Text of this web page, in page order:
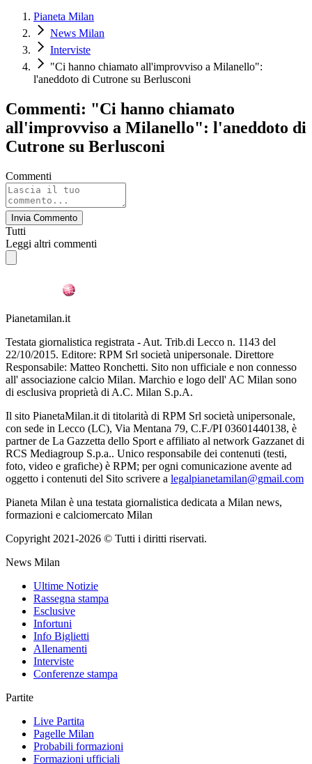
Pianeta Milan
News Milan
Interviste
"Ci hanno chiamato all'improvviso a Milanello":
l'aneddoto di Cutrone su Berlusconi
Commenti: "Ci hanno chiamato
all'improvviso a Milanello": l'aneddoto di
Cutrone su Berlusconi
Commenti
Invia Commento
Tutti
Leggi altri commenti
Pianetamilan.it
Testata giornalistica registrata - Aut. Trib.di Lecco n. 1143 del
22/10/2015. Editore: RPM Srl società unipersonale. Direttore
Responsabile: Matteo Ronchetti. Sito non ufficiale e non connesso
all' associazione calcio Milan. Marchio e logo dell' AC Milan sono
di esclusiva proprietà di A.C. Milan S.p.A.
Il sito PianetaMilan.it di titolarità di RPM Srl società unipersonale,
con sede in Lecco (LC), Via Mentana 79, C.F./PI 03601440138, è
partner de La Gazzetta dello Sport e affiliato al network Gazzanet di
RCS Mediagroup S.p.a.. Unico responsabile dei contenuti (testi,
foto, video e grafiche) è RPM; per ogni comunicazione avente ad
oggetto i contenuti del Sito scrivere a legalpianetamilan@gmail.com
Pianeta Milan è una testata giornalistica dedicata a Milan news,
formazioni e calciomercato Milan
Copyright 2021-2026 © Tutti i diritti riservati.
News Milan
Ultime Notizie
Rassegna stampa
Esclusive
Infortuni
Info Biglietti
Allenamenti
Interviste
Conferenze stampa
Partite
Live Partita
Pagelle Milan
Probabili formazioni
Formazioni ufficiali